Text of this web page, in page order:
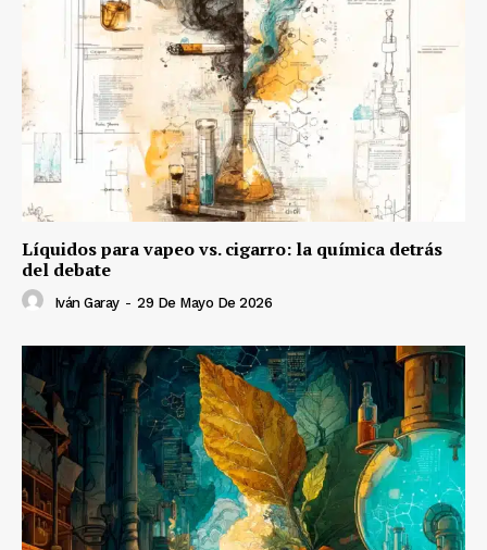
Líquidos para vapeo vs. cigarro: la química detrás
del debate
Iván Garay - 29 De Mayo De 2026